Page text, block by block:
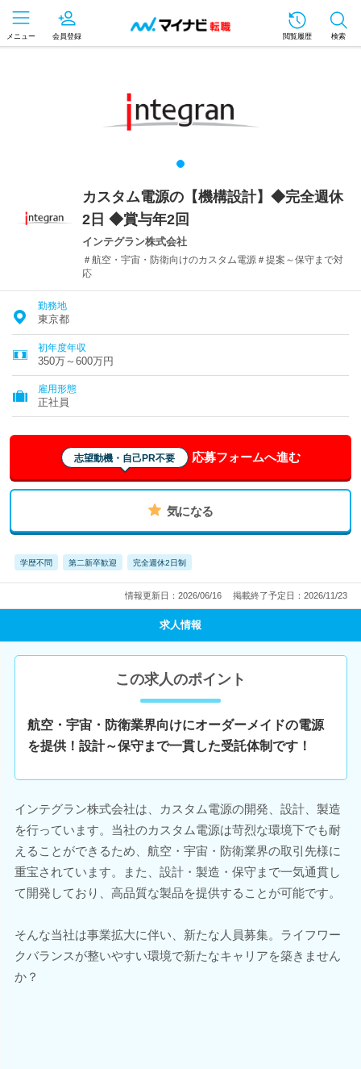
メニュー 会員登録 閲覧履歴 検索
カスタム電源の【機構設計】◆完全週休
2日 ◆賞与年2回
インテグラン株式会社
＃航空・宇宙・防衛向けのカスタム電源＃提案～保守まで対
応
勤務地
東京都
初年度年収
350万～600万円
雇用形態
正社員
志望動機・自己PR不要 応募フォームへ進む
気になる
学歴不問 第二新卒歓迎 完全週休2日制
情報更新日：2026/06/16 掲載終了予定日：2026/11/23
求人情報
この求人のポイント
航空・宇宙・防衛業界向けにオーダーメイドの電源
を提供！設計～保守まで一貫した受託体制です！
インテグラン株式会社は、カスタム電源の開発、設計、製造
を行っています。当社のカスタム電源は苛烈な環境下でも耐
えることができるため、航空・宇宙・防衛業界の取引先様に
重宝されています。また、設計・製造・保守まで一気通貫し
て開発しており、高品質な製品を提供することが可能です。
そんな当社は事業拡大に伴い、新たな人員募集。ライフワー
クバランスが整いやすい環境で新たなキャリアを築きません
か？